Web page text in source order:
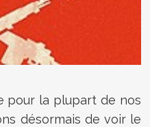
pour la plupart de nos
désormais de voir le